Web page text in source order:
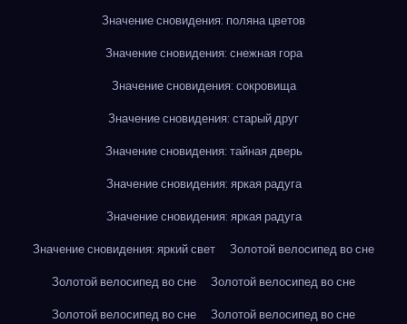
Значение сновидения: поляна цветов
Значение сновидения: снежная гора
Значение сновидения: сокровища
Значение сновидения: старый друг
Значение сновидения: тайная дверь
Значение сновидения: яркая радуга
Значение сновидения: яркая радуга
Значение сновидения: яркий свет
Золотой велосипед во сне
Золотой велосипед во сне
Золотой велосипед во сне
Золотой велосипед во сне
Золотой велосипед во сне